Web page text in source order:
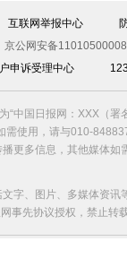
互联网举报中心
京公网安备
申诉受理中心
“中国日报网：XXX（
需使用，请与010-
更多信息，其他媒体
字、图片、多媒体资
事先协议授权，禁止转